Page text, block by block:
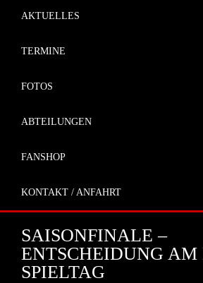
AKTUELLES
TERMINE
FOTOS
ABTEILUNGEN
FANSHOP
KONTAKT / ANFAHRT
SAISONFINALE –
ENTSCHEIDUNG
SPIELTAG